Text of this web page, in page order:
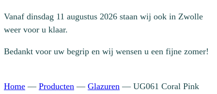
Vanaf dinsdag 11 augustus 2026 staan wij ook in Zwolle
weer voor u klaar.
Bedankt voor uw begrip en wij wensen u een fijne zomer!
Home — Producten — Glazuren — UG061 Coral Pink